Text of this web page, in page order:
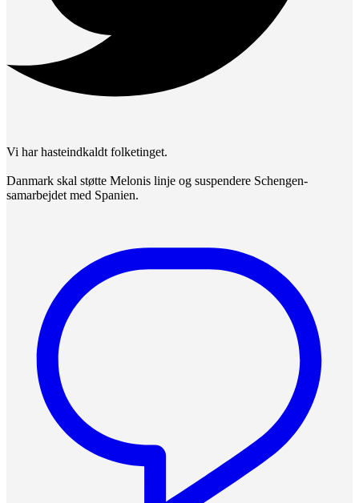
Vi har hasteindkaldt folketinget.
Danmark skal støtte Melonis linje og suspendere Schengen-
samarbejdet med Spanien.